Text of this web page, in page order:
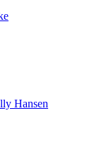
Hansen